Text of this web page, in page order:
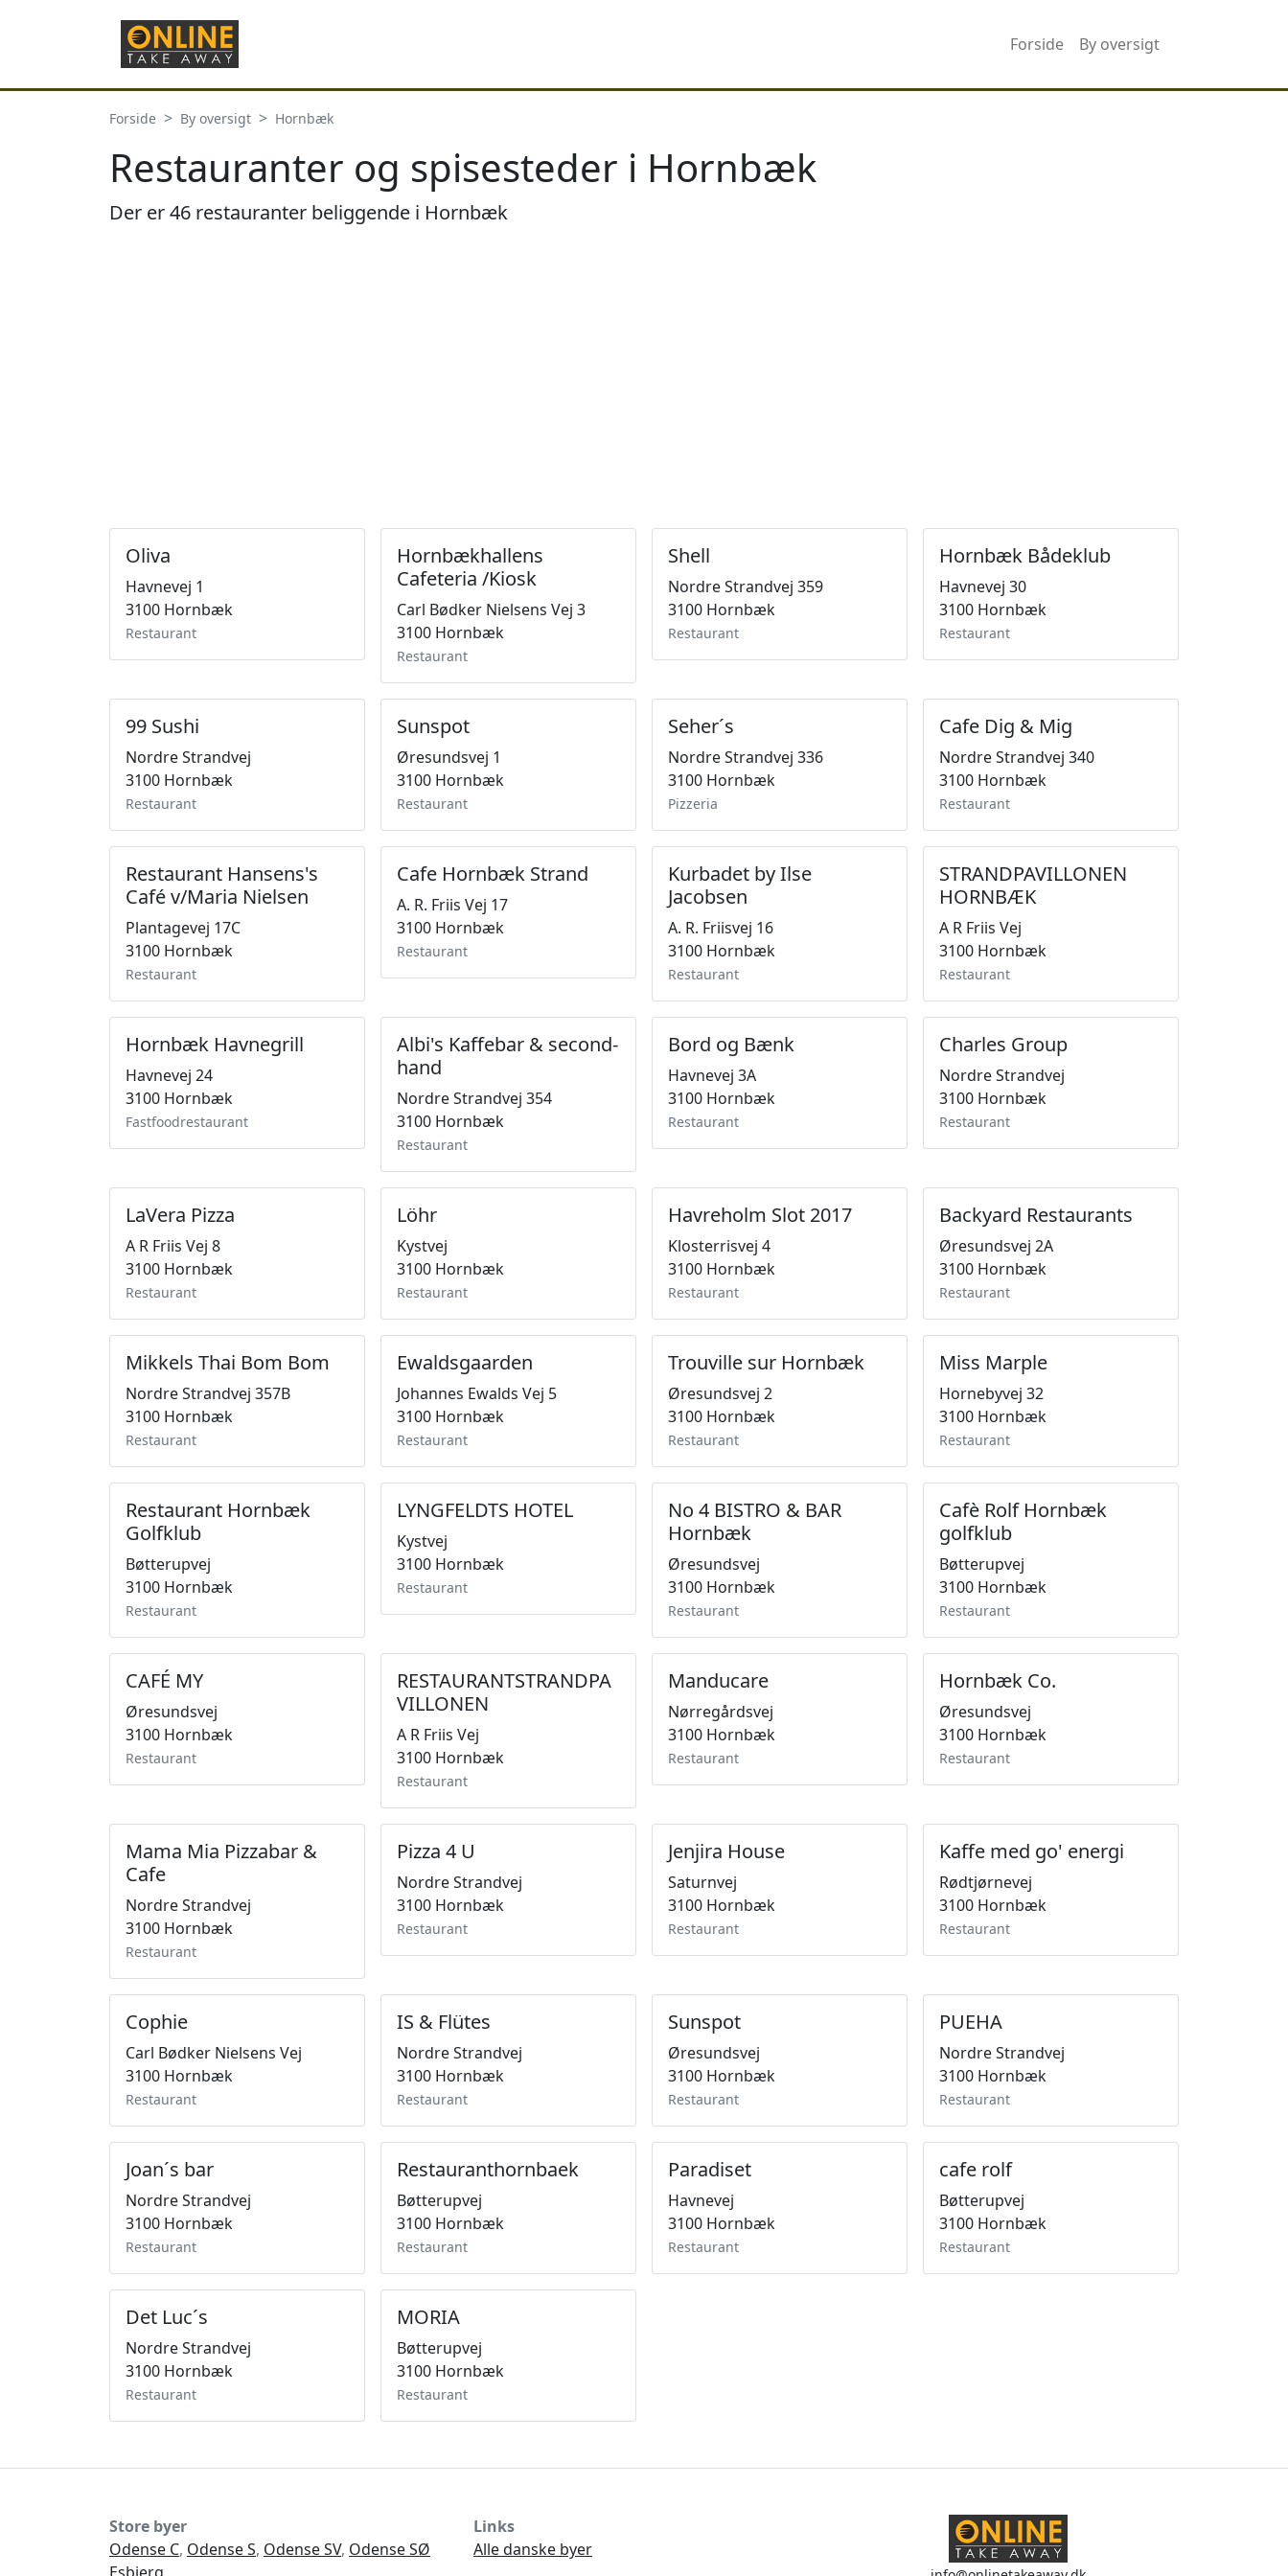
Forside By oversigt
Forside By oversigt Hornbæk
Restauranter og spisesteder i Hornbæk
Der er 46 restauranter beliggende i Hornbæk
Oliva
Havnevej 1
3100 Hornbæk
Restaurant
Hornbækhallens
Cafeteria /Kiosk
Carl Bødker Nielsens Vej 3
3100 Hornbæk
Restaurant
Shell
Nordre Strandvej 359
3100 Hornbæk
Restaurant
Hornbæk Bådeklub
Havnevej 30
3100 Hornbæk
Restaurant
99 Sushi
Nordre Strandvej
3100 Hornbæk
Restaurant
Sunspot
Øresundsvej 1
3100 Hornbæk
Restaurant
Seher´s
Nordre Strandvej 336
3100 Hornbæk
Pizzeria
Cafe Dig & Mig
Nordre Strandvej 340
3100 Hornbæk
Restaurant
Restaurant Hansens's
Café v/Maria Nielsen
Plantagevej 17C
3100 Hornbæk
Restaurant
Cafe Hornbæk Strand
A. R. Friis Vej 17
3100 Hornbæk
Restaurant
Kurbadet by Ilse
Jacobsen
A. R. Friisvej 16
3100 Hornbæk
Restaurant
STRANDPAVILLONEN
HORNBÆK
A R Friis Vej
3100 Hornbæk
Restaurant
Hornbæk Havnegrill
Havnevej 24
3100 Hornbæk
Fastfoodrestaurant
Albi's Kaffebar & second-
hand
Nordre Strandvej 354
3100 Hornbæk
Restaurant
Bord og Bænk
Havnevej 3A
3100 Hornbæk
Restaurant
Charles Group
Nordre Strandvej
3100 Hornbæk
Restaurant
LaVera Pizza
A R Friis Vej 8
3100 Hornbæk
Restaurant
Löhr
Kystvej
3100 Hornbæk
Restaurant
Havreholm Slot 2017
Klosterrisvej 4
3100 Hornbæk
Restaurant
Backyard Restaurants
Øresundsvej 2A
3100 Hornbæk
Restaurant
Mikkels Thai Bom Bom
Nordre Strandvej 357B
3100 Hornbæk
Restaurant
Ewaldsgaarden
Johannes Ewalds Vej 5
3100 Hornbæk
Restaurant
Trouville sur Hornbæk
Øresundsvej 2
3100 Hornbæk
Restaurant
Miss Marple
Hornebyvej 32
3100 Hornbæk
Restaurant
Restaurant Hornbæk
Golfklub
Bøtterupvej
3100 Hornbæk
Restaurant
LYNGFELDTS HOTEL
Kystvej
3100 Hornbæk
Restaurant
No 4 BISTRO & BAR
Hornbæk
Øresundsvej
3100 Hornbæk
Restaurant
Cafè Rolf Hornbæk
golfklub
Bøtterupvej
3100 Hornbæk
Restaurant
CAFÉ MY
Øresundsvej
3100 Hornbæk
Restaurant
RESTAURANTSTRANDPA
VILLONEN
A R Friis Vej
3100 Hornbæk
Restaurant
Manducare
Nørregårdsvej
3100 Hornbæk
Restaurant
Hornbæk Co.
Øresundsvej
3100 Hornbæk
Restaurant
Mama Mia Pizzabar &
Cafe
Nordre Strandvej
3100 Hornbæk
Restaurant
Pizza 4 U
Nordre Strandvej
3100 Hornbæk
Restaurant
Jenjira House
Saturnvej
3100 Hornbæk
Restaurant
Kaffe med go' energi
Rødtjørnevej
3100 Hornbæk
Restaurant
Cophie
Carl Bødker Nielsens Vej
3100 Hornbæk
Restaurant
IS & Flütes
Nordre Strandvej
3100 Hornbæk
Restaurant
Sunspot
Øresundsvej
3100 Hornbæk
Restaurant
PUEHA
Nordre Strandvej
3100 Hornbæk
Restaurant
Joan´s bar
Nordre Strandvej
3100 Hornbæk
Restaurant
Restauranthornbaek
Bøtterupvej
3100 Hornbæk
Restaurant
Paradiset
Havnevej
3100 Hornbæk
Restaurant
cafe rolf
Bøtterupvej
3100 Hornbæk
Restaurant
Det Luc´s
Nordre Strandvej
3100 Hornbæk
Restaurant
MORIA
Bøtterupvej
3100 Hornbæk
Restaurant
Store byer
Odense C, Odense S, Odense SV, Odense SØ
Links
Alle danske byer